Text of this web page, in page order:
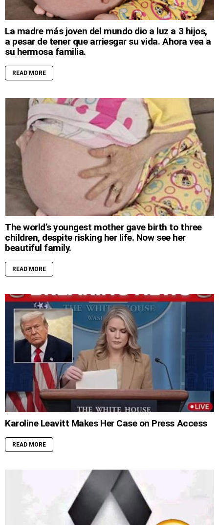
La madre más joven del mundo dio a luz a 3 hijos,
a pesar de tener que arriesgar su vida. Ahora vea a
su hermosa familia.
READ MORE
The world’s youngest mother gave birth to three
children, despite risking her life. Now see her
beautiful family.
READ MORE
Karoline Leavitt Makes Her Case on Press Access
READ MORE